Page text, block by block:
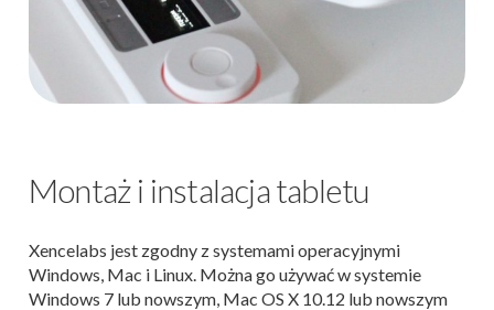
Montaż i instalacja tabletu
Xencelabs jest zgodny z systemami operacyjnymi
Windows, Mac i Linux. Można go używać w systemie
Windows 7 lub nowszym, Mac OS X 10.12 lub nowszym